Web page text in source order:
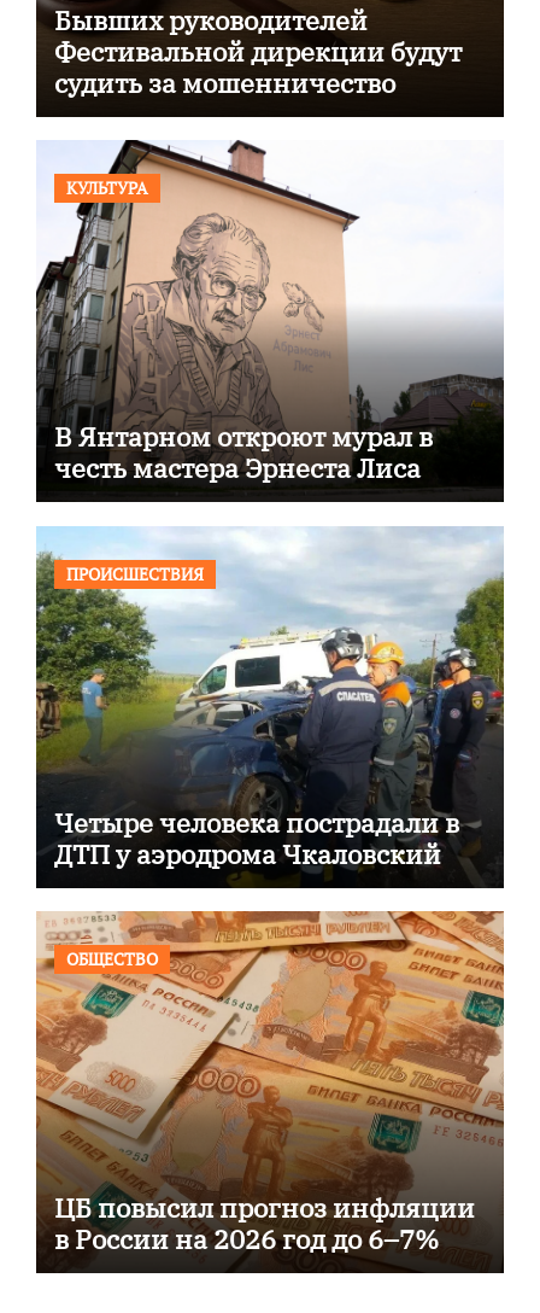
Бывших руководителей
Фестивальной дирекции будут
судить за мошенничество
КУЛЬТУРА
В Янтарном откроют мурал в
честь мастера Эрнеста Лиса
ПРОИСШЕСТВИЯ
Четыре человека пострадали в
ДТП у аэродрома Чкаловский
ОБЩЕСТВО
ЦБ повысил прогноз инфляции
в России на 2026 год до 6–7%